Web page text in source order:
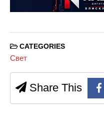
CATEGORIES
Свет
Share This